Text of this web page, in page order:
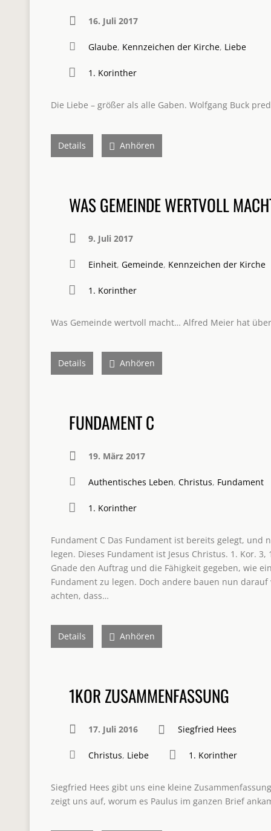
16. Juli 2017
Glaube, Kennzeichen der Kirche, Liebe
1. Korinther
Die Liebe – größer als alle Gaben. Wolfgang Buck
Details Anhören
WAS GEMEINDE WERTVOLL
9. Juli 2017
Einheit, Gemeinde, Kennzeichen der Kirche
1. Korinther
Was Gemeinde wertvoll macht… Alfred Meier hat
Details Anhören
FUNDAMENT C
19. März 2017
Authentisches Leben, Christus, Fundament
1. Korinther
Fundament C Das Fundament ist bereits gelegt, und
legen. Dieses Fundament ist Jesus Christus. 1. Kor.
Gnade den Auftrag und die Fähigkeit gegeben, wie
Fundament zu legen. Doch andere bauen nun
achten, dass…
Details Anhören
1KOR ZUSAMMENFASSUNG
17. Juli 2016 Siegfried Hees
Christus, Liebe 1. Korinther
Siegfried Hees gibt uns eine kleine
zeigt uns auf, worum es Paulus im ganzen Brief